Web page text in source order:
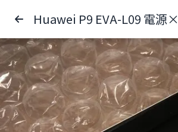
Huawei P9 EVA-L09 電源×